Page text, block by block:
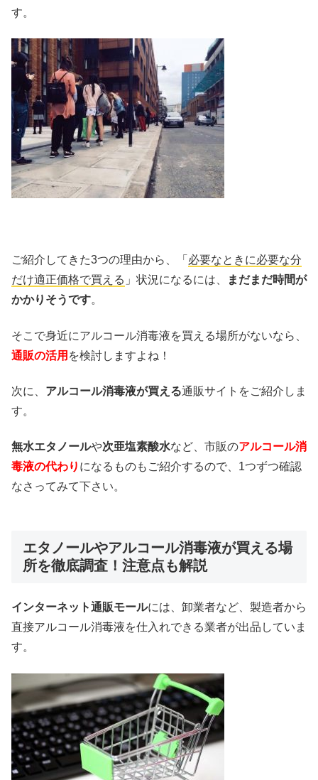
す。
ご紹介してきた3つの理由から、「 必要なときに必要な分
だけ適正価格で買える 」状況になるには、
まだまだ時間が
かかりそうです。
そこで身近にアルコール消毒液を買える場所がないなら、
通販の活用 を検討しますよね！
次に、 アルコール消毒液が買える通販サイトをご紹介しま
す。
無水エタノールや次亜塩素酸水など、市販のアルコール消
毒液の代わり になるものもご紹介するので、1つずつ確認
なさってみて下さい。
エタノールやアルコール消毒液が買える場
所を徹底調査！注意点も解説
インターネット通販モールには、卸業者など、製造者から
直接アルコール消毒液を仕入れできる業者が出品していま
す。